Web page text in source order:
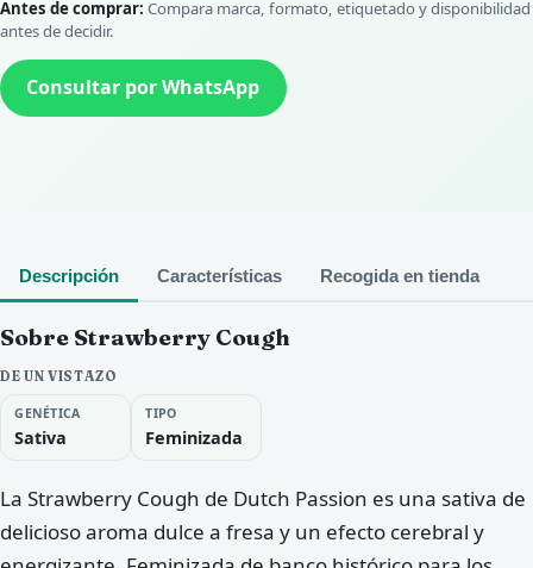
Antes de comprar: Compara marca, formato, etiquetado y disponibilidad
antes de decidir.
Consultar por WhatsApp
Descripción Características Recogida en tienda
Sobre Strawberry Cough
DE UN VISTAZO
GENÉTICA
Sativa
TIPO
Feminizada
La Strawberry Cough de Dutch Passion es una sativa de
delicioso aroma dulce a fresa y un efecto cerebral y